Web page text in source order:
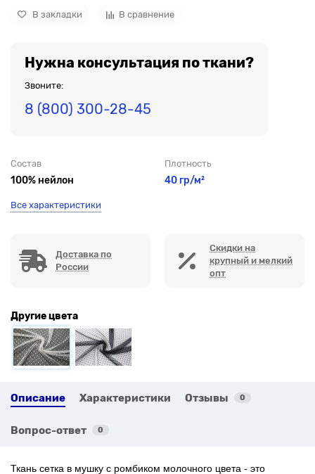
В закладки В сравнение
Нужна консультация по ткани?
Звоните:
8 (800) 300-28-45
Состав
100% нейлон
Плотность
40 гр/м²
Все характеристики
Доставка по
России
Скидки на
крупный и мелкий
опт
Другие цвета
Описание Характеристики Отзывы 0
Вопрос-ответ 0
Ткань сетка в мушку с ромбиком молочного цвета - это